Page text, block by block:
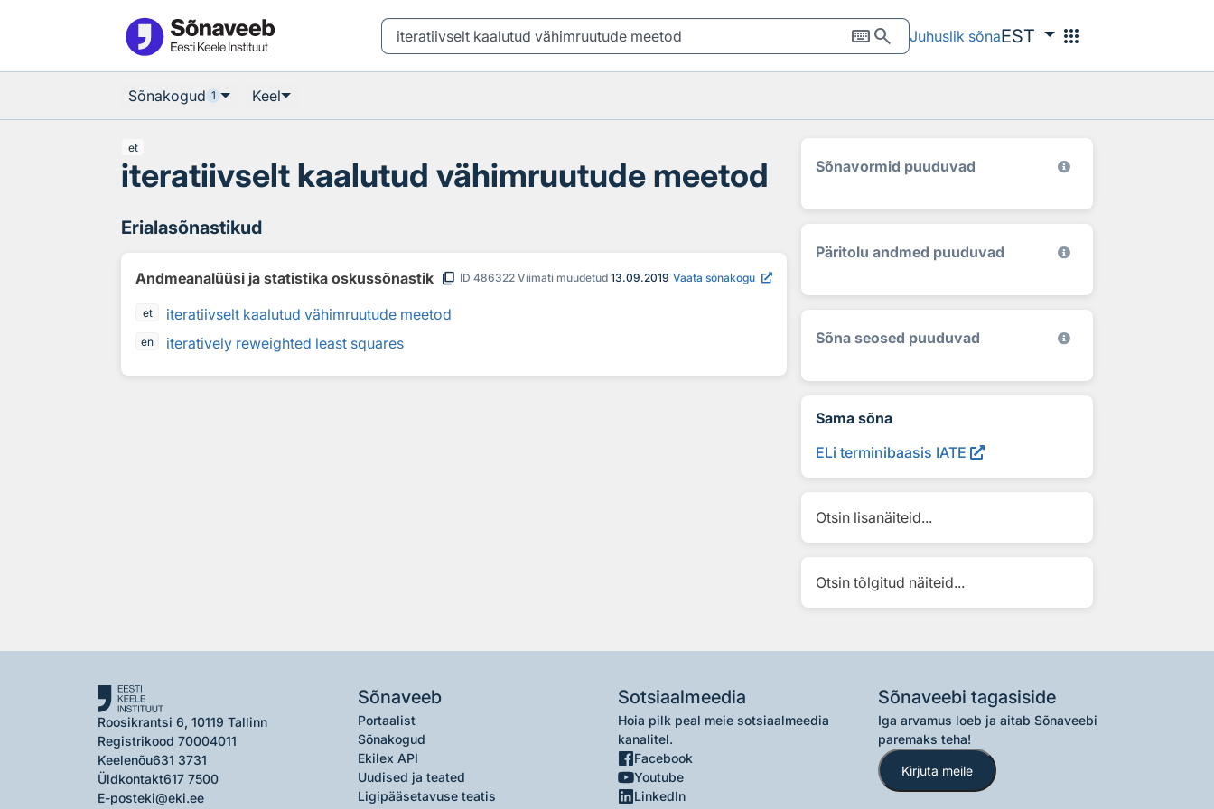
keyboardsearch Juhuslik sõnaEST apps
Sõnakogud 1 Keel
et
iteratiivselt kaalutud vähimruutude meetod
Erialasõnastikud
Andmeanalüüsi ja statistika oskussõnastik content_copy ID 486322 Viimati muudetud 13.09.2019 Vaata sõnakogu
et iteratiivselt kaalutud vähimruutude meetod
en iteratively reweighted least squares
Sõnavormid puuduvad
Päritolu andmed puuduvad
Sõna seosed puuduvad
Sama sõna
ELi terminibaasis IATE
Otsin lisanäiteid...
Otsin tõlgitud näiteid...
Roosikrantsi 6, 10119 Tallinn
Registrikood 70004011
Keelenõu631 3731
Üldkontakt617 7500
E-posteki@eki.ee
Sõnaveeb
Portaalist
Sõnakogud
Ekilex API
Uudised ja teated
Ligipääsetavuse teatis
Sotsiaalmeedia
Hoia pilk peal meie sotsiaalmeedia
kanalitel.
Facebook
Youtube
LinkedIn
Sõnaveebi tagasiside
Iga arvamus loeb ja aitab Sõnaveebi
paremaks teha!
Kirjuta meile